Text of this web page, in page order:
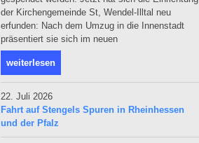
der Kirchengemeinde St, Wendel-Illtal neu
erfunden: Nach dem Umzug in die Innenstadt
präsentiert sie sich im neuen
weiterlesen
22. Juli 2026
Fahrt auf Stengels Spuren in Rheinhessen
und der Pfalz